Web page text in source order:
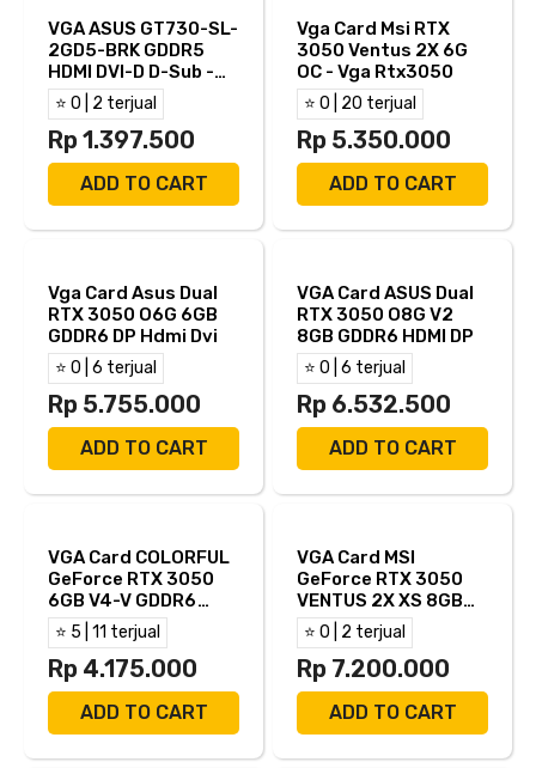
VGA ASUS GT730-SL-
2GD5-BRK GDDR5
HDMI DVI-D D-Sub -
GT730 2GB GDDR5
⭐ 0 | 2 terjual
Rp 1.397.500
ADD TO CART
Vga Card Msi RTX
3050 Ventus 2X 6G
OC - Vga Rtx3050
⭐ 0 | 20 terjual
Rp 5.350.000
ADD TO CART
Vga Card Asus Dual
RTX 3050 O6G 6GB
GDDR6 DP Hdmi Dvi
⭐ 0 | 6 terjual
Rp 5.755.000
ADD TO CART
VGA Card ASUS Dual
RTX 3050 O8G V2
8GB GDDR6 HDMI DP
⭐ 0 | 6 terjual
Rp 6.532.500
ADD TO CART
VGA Card COLORFUL
GeForce RTX 3050
6GB V4-V GDDR6
HDMI DP DVI - VGA
RTX 3050
⭐ 5 | 11 terjual
Rp 4.175.000
ADD TO CART
VGA Card MSI
GeForce RTX 3050
VENTUS 2X XS 8GB
OC GDDR6 HDMI DP
DVI - VGA RTX 3050
⭐ 0 | 2 terjual
Rp 7.200.000
ADD TO CART